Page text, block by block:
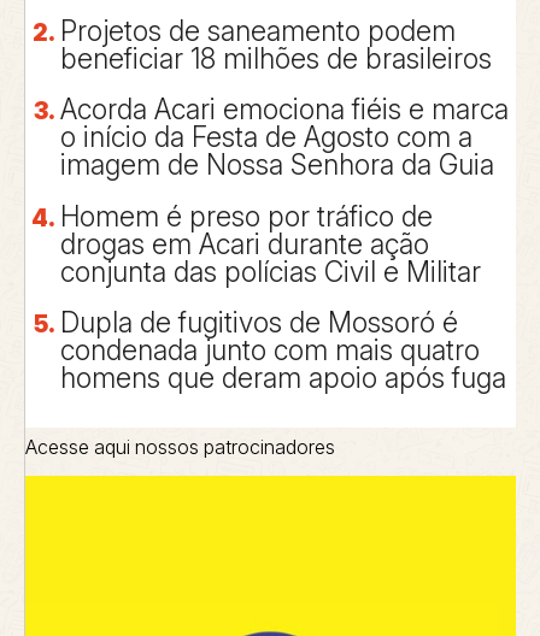
Projetos de saneamento podem
beneficiar 18 milhões de brasileiros
Acorda Acari emociona fiéis e marca
o início da Festa de Agosto com a
imagem de Nossa Senhora da Guia
Homem é preso por tráfico de
drogas em Acari durante ação
conjunta das polícias Civil e Militar
Dupla de fugitivos de Mossoró é
condenada junto com mais quatro
homens que deram apoio após fuga
Acesse aqui nossos patrocinadores